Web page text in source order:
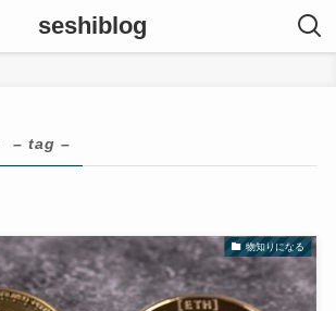
seshiblog
– tag –
物知りになる